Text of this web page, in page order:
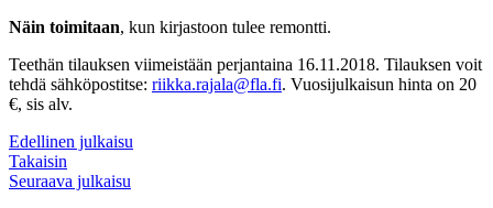
Näin toimitaan, kun kirjastoon tulee remontti.
Teethän tilauksen viimeistään perjantaina 16.11.2018. Tilauksen voit
tehdä sähköpostitse: riikka.rajala@fla.fi. Vuosijulkaisun hinta on 20
€, sis alv.
Edellinen julkaisu
Takaisin
Seuraava julkaisu